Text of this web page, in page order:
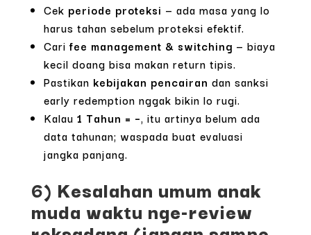
Cek periode proteksi — ada masa yang lo
harus tahan sebelum proteksi efektif.
Cari fee management & switching — biaya
kecil doang bisa makan return tipis.
Pastikan kebijakan pencairan dan sanksi
early redemption nggak bikin lo rugi.
Kalau 1 Tahun = –, itu artinya belum ada
data tahunan; waspada buat evaluasi
jangka panjang.
6) Kesalahan umum anak
muda waktu nge-review